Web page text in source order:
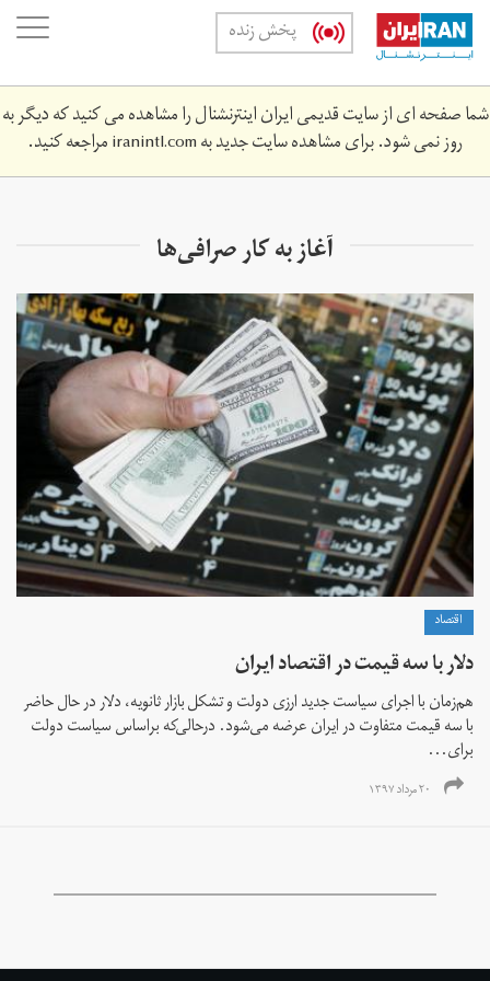
Skip
main
content
پخش زنده
شما صفحه ای از سایت قدیمی ایران اینترنشنال را مشاهده می کنید که دیگر به
روز نمی شود. برای مشاهده سایت جدید بهiranintl.comمراجعه کنید.
آغاز به کار صرافی‌ها
اقتصاد
دلار با سه قیمت در اقتصاد ایران
هم‌زمان با اجرای سیاست جدید ارزی دولت و تشکل بازار ثانویه، دلار در حال حاضر
با سه قیمت متفاوت در ایران عرضه می‌شود. درحالی‌که براساس سیاست دولت
برای...
۲۰ مرداد ۱۳۹۷